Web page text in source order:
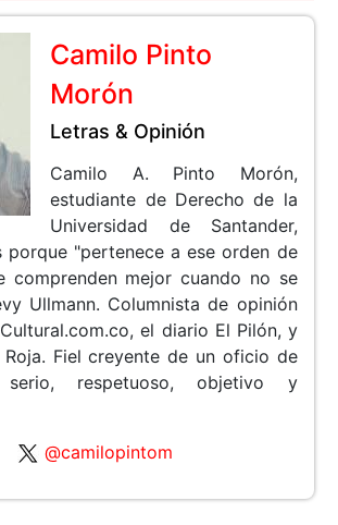
Camilo Pinto
Morón
Letras & Opinión
Camilo A. Pinto Morón,
estudiante de Derecho de la
Universidad de Santander,
porque "pertenece a ese orden de
comprenden mejor cuando no se
Ullmann. Columnista de opinión
el diario El Pilón, y
Fiel creyente de un oficio de
respetuoso, objetivo y
@camilopintom